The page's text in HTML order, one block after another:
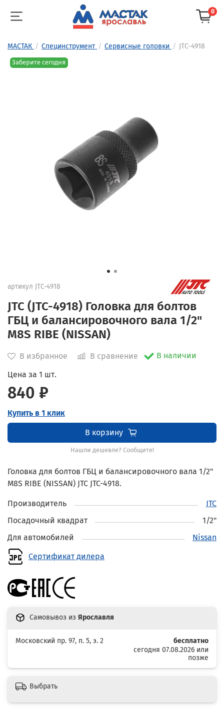
0
МАСТАК Специнструмент Сервисные головки JTC-4918
Заберите сегодня
артикул JTC-4918
JTC (JTC-4918) Головка для болтов
ГБЦ и балансировочного вала 1/2"
M8S RIBE (NISSAN)
В избранное В сравнение
В наличии
Цена за 1 шт.
840 ₽
Купить в 1 клик
В корзину
Нашли дешевле? Сообщите!
Головка для болтов ГБЦ и балансировочного вала 1/2"
M8S RIBE (NISSAN) JTC JTC-4918.
Производитель
JTC
Посадочный квадрат
1/2"
Для автомобилей
Nissan
Сертификат дилера
Самовывоз из Ярославля
Московский пр. 97, п. 5, э. 2
бесплатно
сегодня 07.08.2026 или
позже
Выбрать